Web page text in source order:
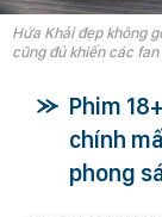
Hứa Khải đẹp không
cũng đủ khiến các
Phim
chính
phong